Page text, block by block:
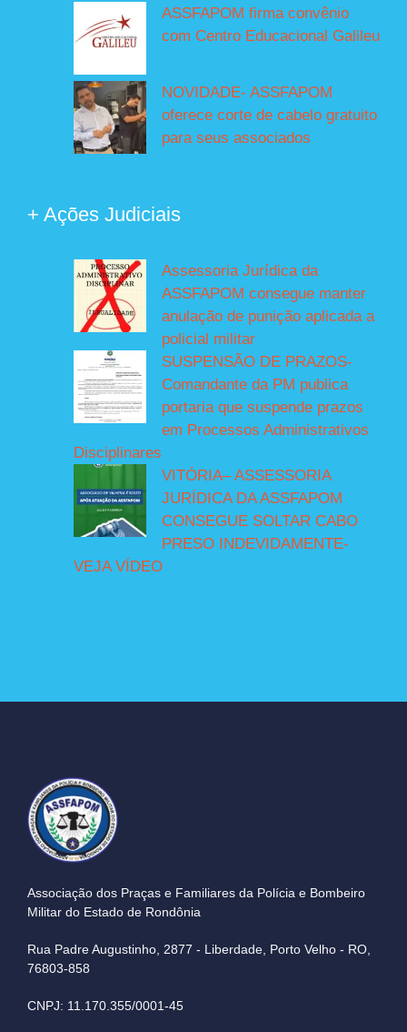
ASSFAPOM firma convênio
com Centro Educacional Galileu
NOVIDADE- ASSFAPOM
oferece corte de cabelo gratuito
para seus associados
+ Ações Judiciais
Assessoria Jurídica da
ASSFAPOM consegue manter
anulação de punição aplicada a
policial militar
SUSPENSÃO DE PRAZOS-
Comandante da PM publica
portaria que suspende prazos
em Processos Administrativos
Disciplinares
VITÓRIA– ASSESSORIA
JURÍDICA DA ASSFAPOM
CONSEGUE SOLTAR CABO
PRESO INDEVIDAMENTE-
VEJA VÍDEO
Associação dos Praças e Familiares da Polícia e Bombeiro
Militar do Estado de Rondônia
Rua Padre Augustinho, 2877 - Liberdade, Porto Velho - RO,
76803-858
CNPJ: 11.170.355/0001-45